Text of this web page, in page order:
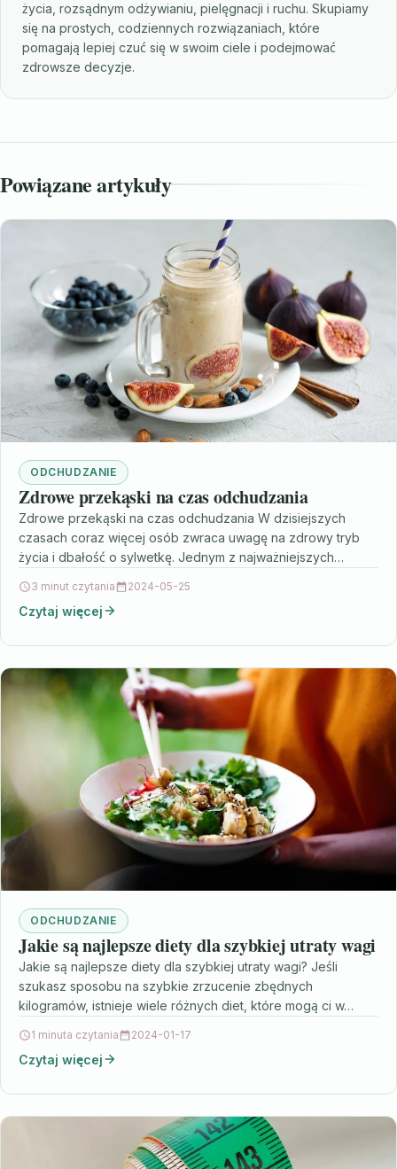
życia, rozsądnym odżywianiu, pielęgnacji i ruchu. Skupiamy
się na prostych, codziennych rozwiązaniach, które
pomagają lepiej czuć się w swoim ciele i podejmować
zdrowsze decyzje.
Powiązane artykuły
ODCHUDZANIE
Zdrowe przekąski na czas odchudzania
Zdrowe przekąski na czas odchudzania W dzisiejszych
czasach coraz więcej osób zwraca uwagę na zdrowy tryb
życia i dbałość o sylwetkę. Jednym z najważniejszych…
3 minut czytania 2024-05-25
Czytaj więcej
ODCHUDZANIE
Jakie są najlepsze diety dla szybkiej utraty wagi
Jakie są najlepsze diety dla szybkiej utraty wagi? Jeśli
szukasz sposobu na szybkie zrzucenie zbędnych
kilogramów, istnieje wiele różnych diet, które mogą ci w…
1 minuta czytania 2024-01-17
Czytaj więcej